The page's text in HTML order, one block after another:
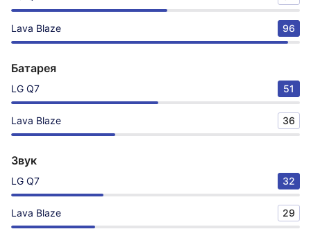
Lava Blaze 96
Батарея
LG Q7 51
Lava Blaze 36
Звук
LG Q7 32
Lava Blaze 29